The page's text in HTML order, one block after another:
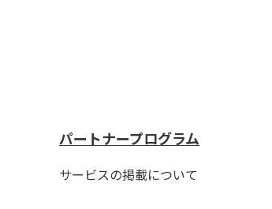
パートナープログラム
サービスの掲載について